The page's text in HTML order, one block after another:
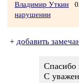
Владимир Уткин
нарушении
+ добавить
Спасибо
С